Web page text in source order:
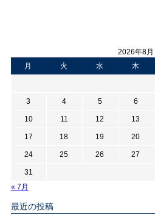
2026年8月
月
火 水 木
« 7月
3 4 5 6
10 11 12 13
17 18 19 20
24 25 26 27
31
最近の投稿